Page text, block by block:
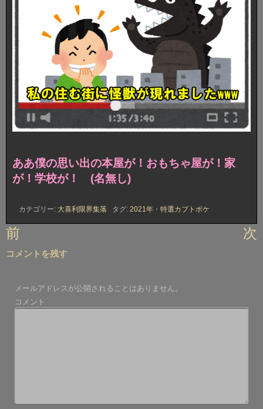
ああ僕の思い出の本屋が！おもちゃ屋が！家
が！学校が！ (名無し)
カテゴリー: 大喜利限界集落 タグ: 2021年 ・ 特選カブトボケ
投
ナ
ゲ
ー
前 次
コメントを残す
メールアドレスが公開されることはありません。
コメント